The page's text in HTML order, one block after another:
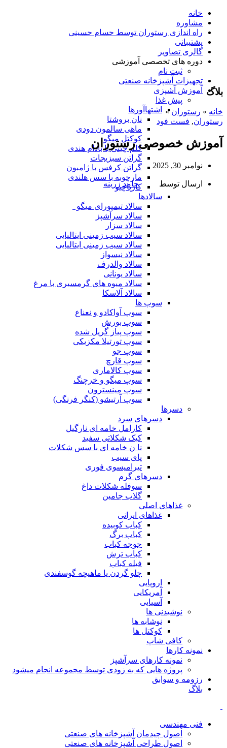
خانه
مشاوره
راه اندازی رستوران توسط حسام حسینی
پشتیبانی
گالری تصاویر
دوره های تخصصی آموزشی
ثبت نام
تجهیزات آشپزخانه صنعتی
آموزش آشپزی
پیش غذا
اشتهاآورها
نان بروشتا
ماهی سالمون دودی
کوکتل میگو
کلم چینی با بادام هندی
گراتن سبزیجات
گراتن کرفس با ژامبون
مارچوبه با سس هلندی
کارپاچیو
سالادها
سالاد تیمپورای میگو
سالاد سرآشپز
سالاد سزار
سالاد سیب زمینی ایتالیایی
سالاد سیب زمینی ایتالیایی
سالاد نیسواز
سالاد والدرف
سالاد یونانی
سالاد میوه های گرمسیری با مرغ
سالاد آلاسکا
سوپ ها
سوپ آواکادو و نعناع
سوپ بورش
سوپ پیاز گریل شده
سوپ تورتیلا مکزیکی
سوپ جو
سوپ قارچ
سوپ کالاماری
سوپ میگو و خرچنگ
سوپ مینسترون
سوپ آرتیشو (کنگر فرنگی)
دسرها
دسرهای سرد
کارامل خامه ای نارگیل
کیک شکلاتی سفید
نا ن خامه ای با سس شکلات
پای سیب
تیرامیسوی فوری
دسرهای گرم
سوفله شکلات داغ
گلاب جامین
غذاهای اصلی
غذاهای ایرانی
کباب کوبیده
کباب برگ
جوجه کباب
کباب ترش
فیله کباب
چلو گردن یا ماهیچه گوسفندی
اروپایی
آمریکایی
آسیایی
نوشیدنی ها
نوشابه ها
کوکتل ها
کافی شاپ
نمونه کارها
نمونه کارهای سرآشپز
پروژه هایی که به زودی توسط مجموعه انجام میشود
رزومه و سوابق
بلاگ
فنی مهندسی
اصول چیدمان آشپزخانه های صنعتی
اصول طراحی آشپزخانه های صنعتی
بلاگ
خانه » رستوران»
رستوران, فست فود
آموزش خصوصی رستوران
نوامبر 30, 2025
ارسال توسط حامد زرینه